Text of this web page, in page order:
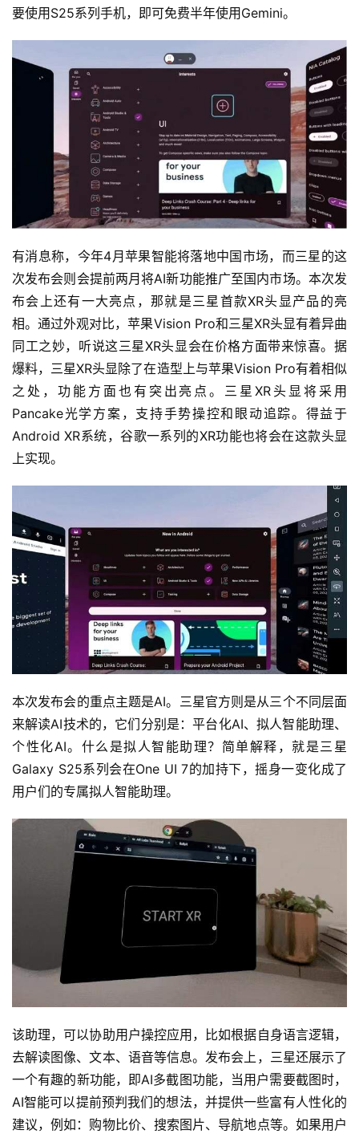
页
快
讯
要使用S25系列手机，即可免费半年使用Gemini。
有消息称，今年4月苹果智能将落地中国市场，而三星的这
次发布会则会提前两月将AI新功能推广至国内市场。本次发
布会上还有一大亮点，那就是三星首款XR头显产品的亮
相。通过外观对比，苹果Vision Pro和三星XR头显有着异曲
同工之妙，听说这三星XR头显会在价格方面带来惊喜。据
爆料，三星XR头显除了在造型上与苹果Vision Pro有着相似
之处，功能方面也有突出亮点。三星XR头显将采用
Pancake光学方案，支持手势操控和眼动追踪。得益于
Android XR系统，谷歌一系列的XR功能也将会在这款头显
上实现。
本次发布会的重点主题是AI。三星官方则是从三个不同层面
来解读AI技术的，它们分别是：平台化AI、拟人智能助理、
个性化AI。什么是拟人智能助理？简单解释，就是三星
Galaxy S25系列会在One UI 7的加持下，摇身一变化成了
用户们的专属拟人智能助理。
该助理，可以协助用户操控应用，比如根据自身语言逻辑，
去解读图像、文本、语音等信息。发布会上，三星还展示了
一个有趣的新功能，即AI多截图功能，当用户需要截图时，
AI智能可以提前预判我们的想法，并提供一些富有人性化的
建议，例如：购物比价、搜索图片、导航地点等。如果用户